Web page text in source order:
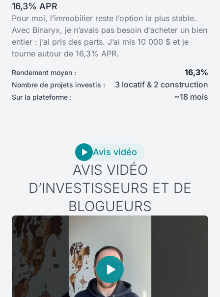
16,3% APR
Pour moi, l’immobilier reste l’option la plus stable.
Avec Binaryx, je n’avais pas besoin d’acheter un bien
entier : j’ai pris des parts. J’ai mis 10 000 $ et je
tourne autour de 16,3% APR.
Rendement moyen : 16,3%
Nombre de projets investis : 3 locatif & 2 construction
Sur la plateforme : ~18 mois
Avis vidéo
AVIS VIDÉO
D’INVESTISSEURS ET DE
BLOGUEURS